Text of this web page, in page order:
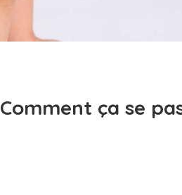
Comment ça se